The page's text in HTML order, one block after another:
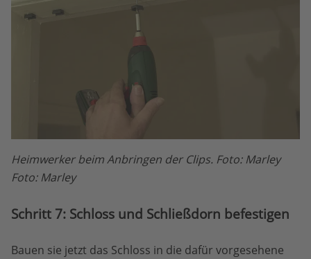
Heimwerker beim Anbringen der Clips. Foto: Marley
Foto: Marley
Schritt 7: Schloss und Schließdorn befestigen
Bauen sie jetzt das Schloss in die dafür vorgesehene